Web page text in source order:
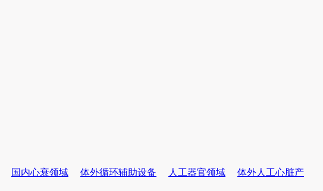
国内心衰领域 体外循环辅助设备 人工器官领域
体外人工心脏产